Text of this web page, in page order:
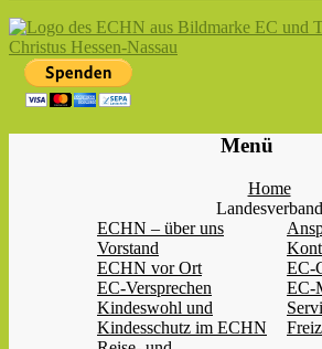
ECHN
EC-
Menü
Home
Landesverband
ECHN – über uns
Vorstand
ECHN vor Ort
EC-
EC-Versprechen
EC-
Kindeswohl und
Kindesschutz im ECHN